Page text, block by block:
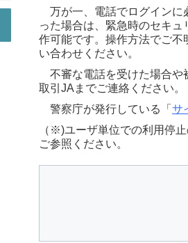
万が一、電話でログインに
った場合は、緊急時のセキ
作可能です。操作方法でご
い合わせください。
不審な電話を受けた場合や
取引JAまでご連絡ください。
警察庁が発行している「 サ
（※)ユーザ単位での利用停止
ご参照ください。